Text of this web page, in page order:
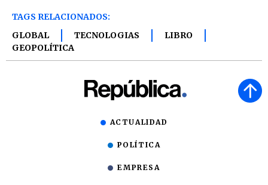
TAGS RELACIONADOS:
GLOBAL
TECNOLOGIAS
LIBRO
GEOPOLÍTICA
ACTUALIDAD
POLÍTICA
EMPRESA